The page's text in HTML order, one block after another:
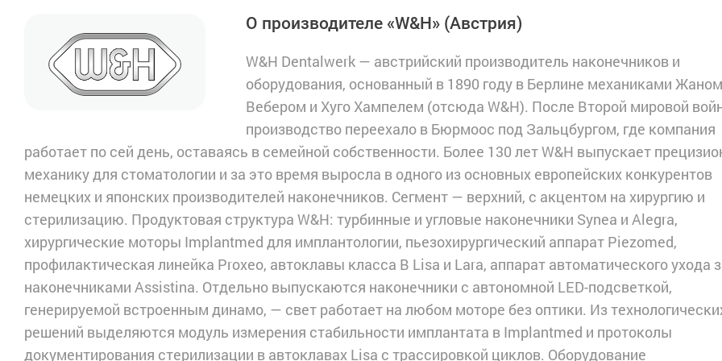
О производителе «W&H» (Австрия)
W&H Dentalwerk — австрийский производитель наконечников и
оборудования, основанный в 1890 году в Берлине механиками Жаном
Вебером и Хуго Хампелем (отсюда W&H). После Второй мировой
производство переехало в Бюрмоос под Зальцбургом, где компания
работает по сей день, оставаясь в семейной собственности. Более 130 лет W&H выпускает
механику для стоматологии и за это время выросла в одного из основных европейских конкурентов
немецких и японских производителей наконечников. Сегмент — верхний, с акцентом на хирургию и
стерилизацию. Продуктовая структура W&H: турбинные и угловые наконечники Synea и Alegra,
хирургические моторы Implantmed для имплантологии, пьезохирургический аппарат Piezomed,
профилактическая линейка Proxeo, автоклавы класса B Lisa и Lara, аппарат автоматического ухода
наконечниками Assistina. Отдельно выпускаются наконечники с автономной LED-подсветкой,
генерируемой встроенным динамо, — свет работает на любом моторе без оптики. Из
решений выделяются модуль измерения стабильности имплантата в Implantmed и протоколы
документирования стерилизации в автоклавах Lisa с трассировкой циклов. Оборудование